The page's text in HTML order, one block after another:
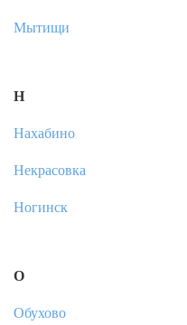
Мытищи
Н
Нахабино
Некрасовка
Ногинск
О
Обухово